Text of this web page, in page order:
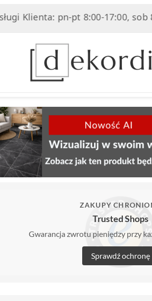
pn-pt 8:00-17:00, sob 8:00-
ZAKUPY
Trusted Shops
Gwarancja zwrotu pieniędzy przy
Sprawdź ochronę